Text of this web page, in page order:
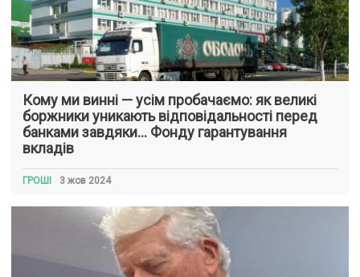
Кому ми винні — усім пробачаємо: як великі
боржники уникають відповідальності перед
банками завдяки… Фонду гарантування
вкладів
ГРОШІ 3 жов 2024